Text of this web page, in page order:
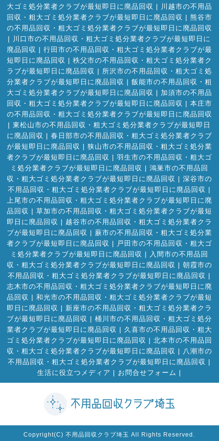
大ゴミ処分業者クラブが最短即日に廃品回収 |
川越市の不用品
回収・粗大ゴミ処分業者クラブが最短即日に廃品回収 | 熊谷市
の不用品回収・粗大ゴミ処分業者クラブが最短即日に廃品回収
|
川口市の不用品回収・粗大ゴミ処分業者クラブが最短即日に
廃品回収 | 行田市の不用品回収・粗大ゴミ処分業者クラブが最
短即日に廃品回収 | 秩父市の不用品回収・粗大ゴミ処分業者ク
ラブが最短即日に廃品回収 | 所沢市の不用品回収・粗大ゴミ処
分業者クラブが最短即日に廃品回収 | 飯能市の不用品回収・粗
大ゴミ処分業者クラブが最短即日に廃品回収 | 加須市の不用品
回収・粗大ゴミ処分業者クラブが最短即日に廃品回収 | 本庄市
の不用品回収・粗大ゴミ処分業者クラブが最短即日に廃品回収
| 東松山市の不用品回収・粗大ゴミ処分業者クラブが最短即日
に廃品回収 | 春日部市の不用品回収・粗大ゴミ処分業者クラブ
が最短即日に廃品回収 | 狭山市の不用品回収・粗大ゴミ処分業
者クラブが最短即日に廃品回収 | 羽生市の不用品回収・粗大ゴ
ミ処分業者クラブが最短即日に廃品回収 | 鴻巣市の不用品回
収・粗大ゴミ処分業者クラブが最短即日に廃品回収 | 深谷市の
不用品回収・粗大ゴミ処分業者クラブが最短即日に廃品回収 |
上尾市の不用品回収・粗大ゴミ処分業者クラブが最短即日に廃
品回収 | 草加市の不用品回収・粗大ゴミ処分業者クラブが最短
即日に廃品回収 | 越谷市の不用品回収・粗大ゴミ処分業者クラ
ブが最短即日に廃品回収 | 蕨市の不用品回収・粗大ゴミ処分業
者クラブが最短即日に廃品回収 |
戸田市の不用品回収・粗大ゴ
ミ処分業者クラブが最短即日に廃品回収 |
入間市の不用品回
収・粗大ゴミ処分業者クラブが最短即日に廃品回収 | 朝霞市の
不用品回収・粗大ゴミ処分業者クラブが最短即日に廃品回収 |
志木市の不用品回収・粗大ゴミ処分業者クラブが最短即日に廃
品回収 | 和光市の不用品回収・粗大ゴミ処分業者クラブが最短
即日に廃品回収 | 新座市の不用品回収・粗大ゴミ処分業者クラ
ブが最短即日に廃品回収 | 桶川市の不用品回収・粗大ゴミ処分
業者クラブが最短即日に廃品回収 | 久喜市の不用品回収・粗大
ゴミ処分業者クラブが最短即日に廃品回収 | 北本市の不用品回
収・粗大ゴミ処分業者クラブが最短即日に廃品回収 | 八潮市の
不用品回収・粗大ゴミ処分業者クラブが最短即日に廃品回収 |
生活に役立つメディア | お問合せフォーム |
Copyright(C) 不用品回収クラブ埼玉 All Rights Reserved.